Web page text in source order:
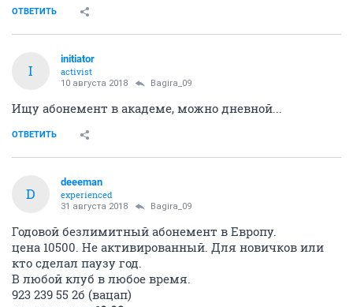
ОТВЕТИТЬ
I
initiator
activist
10 августа 2018 Bagira_09
Ищу абонемент в академе, можно дневной...
ОТВЕТИТЬ
D
deeeman
experienced
31 августа 2018 Bagira_09
Годовой безлимитный абонемент в Европу.
цена 10500. Не активированный. Для новичков или
кто сделал паузу год.
В любой клуб в любое время.
923 239 55 2б (вацап)